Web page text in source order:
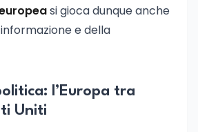
si gioca dunque anche
e della
l’Europa tra
Uniti